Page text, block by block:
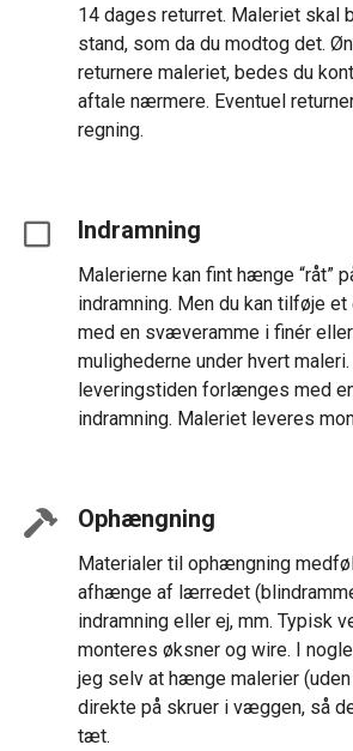
14 dages returret. Maleriet skal
stand, som da du modtog det.
returnere maleriet, bedes du
aftale nærmere. Eventuel
regning.
Indramning
Malerierne kan fint hænge “råt”
indramning. Men du kan tilføje
med en svæveramme i finér
mulighederne under hvert
leveringstiden forlænges med
indramning. Maleriet leveres
Ophængning
Materialer til ophængning
afhænge af lærredet
indramning eller ej, mm. Typisk
monteres øksner og wire. I
jeg selv at hænge malerier
direkte på skruer i væggen, så
tæt.